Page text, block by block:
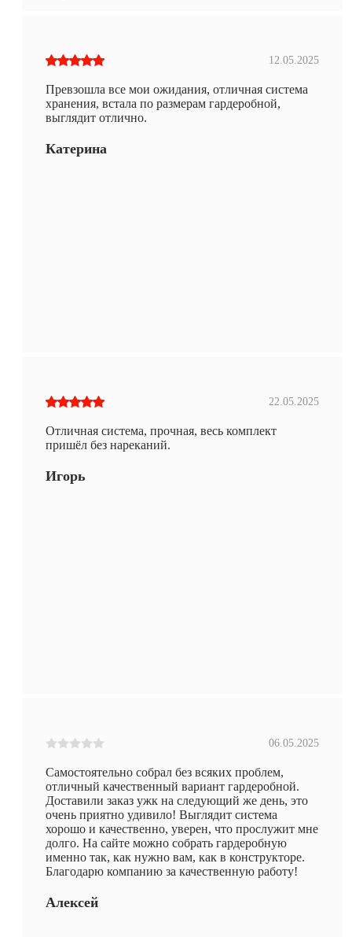
12.05.2025
Превзошла все мои ожидания, отличная система
хранения, встала по размерам гардеробной,
выглядит отлично.
Катерина
22.05.2025
Отличная система, прочная, весь комплект
пришёл без нареканий.
Игорь
06.05.2025
Самостоятельно собрал без всяких проблем,
отличный качественный вариант гардеробной.
Доставили заказ ужк на следующий же день, это
очень приятно удивило! Выглядит система
хорошо и качественно, уверен, что прослужит мне
долго. На сайте можно собрать гардеробную
именно так, как нужно вам, как в конструкторе.
Благодарю компанию за качественную работу!
Алексей